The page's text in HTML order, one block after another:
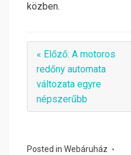
közben.
« Előző: A motoros
redőny automata
változata egyre
népszerűbb
Posted in Webáruház